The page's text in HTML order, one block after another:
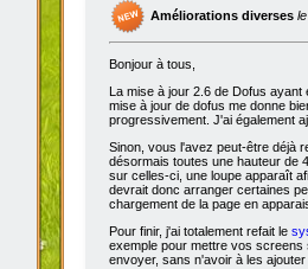
Améliorations diverses
Bonjour à tous,
La mise à jour 2.6 de Dofus
mise à jour de dofus me donne
progressivement. J'ai également
Sinon, vous l'avez peut-être déjà
désormais toutes une hauteur de
sur celles-ci, une loupe apparaît
devrait donc arranger certaines
chargement de la page en
Pour finir, j'ai totalement refait le
exemple pour mettre vos
envoyer, sans n'avoir à les